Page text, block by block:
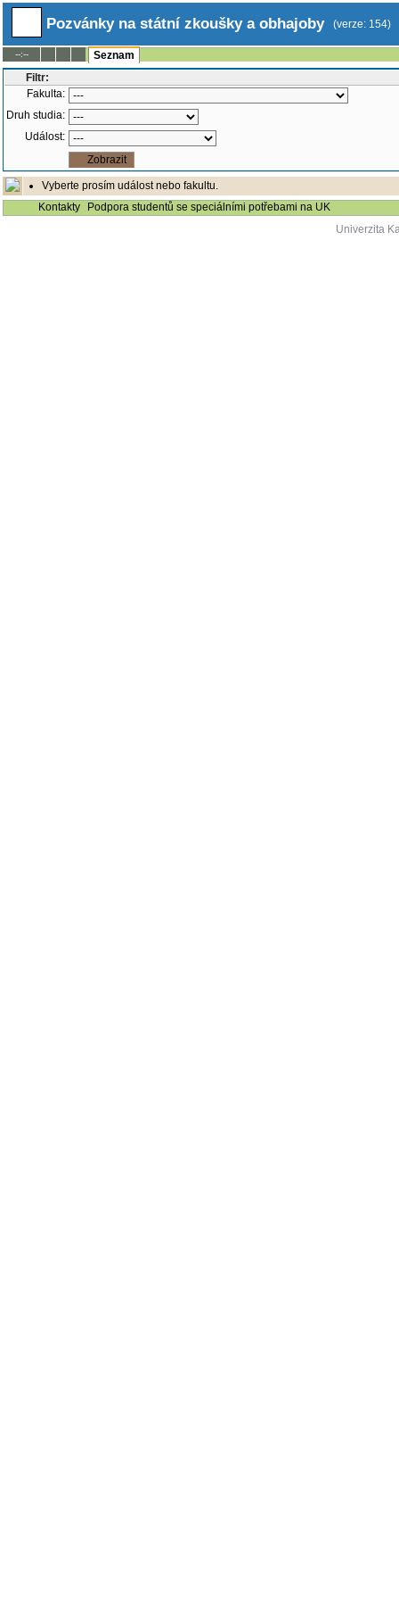
Pozvánky na státní zkoušky a obhajoby (verze: 154)
--:--
Seznam
Filtr:
Fakulta:
Druh studia:
Událost:
Vyberte prosím událost nebo fakultu.
Kontakty
Podpora studentů se speciálními potřebami na UK
Univerzita